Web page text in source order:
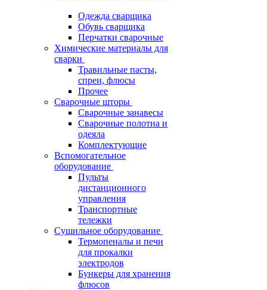
Одежда сварщика
Обувь сварщика
Перчатки сварочные
Химические материалы для
сварки
Травильные пасты,
спреи, флюсы
Прочее
Сварочные шторы
Сварочные занавесы
Сварочные полотна и
одеяла
Комплектующие
Вспомогательное
оборудование
Пульты
дистанционного
управления
Транспортные
тележки
Сушильное оборудование
Термопеналы и печи
для прокалки
электродов
Бункеры для хранения
флюсов